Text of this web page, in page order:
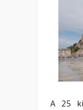
A 25